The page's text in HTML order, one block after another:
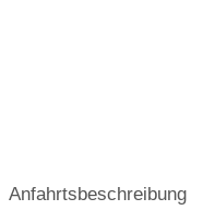
Anfahrtsbeschreibung